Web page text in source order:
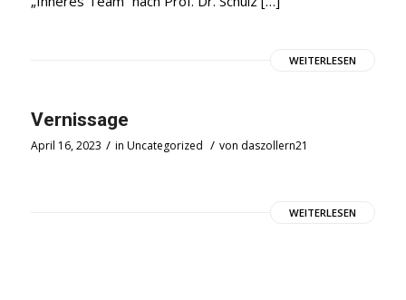
WEITERLESEN
Vernissage
April 16, 2023 / in Uncategorized / von daszollern21
WEITERLESEN